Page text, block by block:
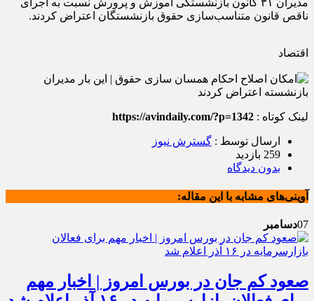
مدیران ۳۱ کانون بازنشستگی آموزش و پرورش نسبت به اجرای
ناقص قانون متناسب‌سازی حقوق بازنشستگان اعتراض کردند.
اقتصاد
لینک کوتاه : https://avindaily.com/?p=1342
ارسال توسط : گسترش نیوز
259 بازدید
بدون دیدگاه
آوینی‌های مشابه با این مقاله:
07دسامبر
صعود کم جان در بورس امروز | اخبار مهم